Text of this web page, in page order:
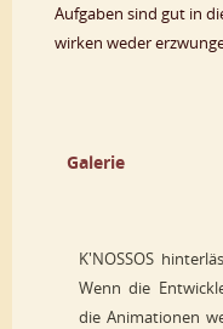
Aufgaben sind gut in
wirken weder
Galerie
K'NOSSOS
Wenn die
die Animationen